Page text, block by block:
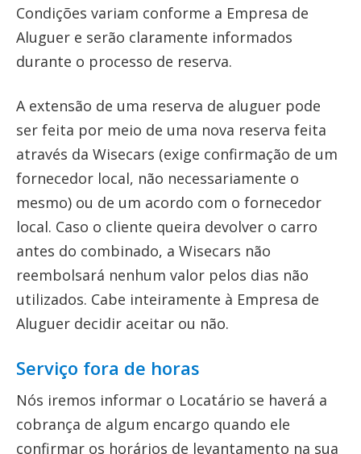
Condições variam conforme a Empresa de
Aluguer e serão claramente informados
durante o processo de reserva.
A extensão de uma reserva de aluguer pode
ser feita por meio de uma nova reserva feita
através da Wisecars (exige confirmação de um
fornecedor local, não necessariamente o
mesmo) ou de um acordo com o fornecedor
local. Caso o cliente queira devolver o carro
antes do combinado, a Wisecars não
reembolsará nenhum valor pelos dias não
utilizados. Cabe inteiramente à Empresa de
Aluguer decidir aceitar ou não.
Serviço fora de horas
Nós iremos informar o Locatário se haverá a
cobrança de algum encargo quando ele
confirmar os horários de levantamento na sua